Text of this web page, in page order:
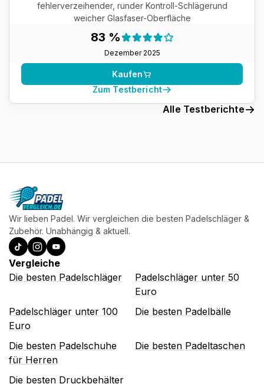
fehlerverzeihender, runder Kontroll-Schlägerund
weicher Glasfaser-Oberfläche
83 %
Dezember 2025
Testergebnis:
83 %
Kaufen
Zum Testbericht
Alle Testberichte
Wir lieben Padel. Wir vergleichen die besten Padelschläger &
Zubehör. Unabhängig & aktuell.
Vergleiche
Die besten Padelschläger
Padelschläger unter 50
Euro
Padelschläger unter 100
Euro
Die besten Padelbälle
Die besten Padelschuhe
für Herren
Die besten Padeltaschen
Die besten Druckbehälter